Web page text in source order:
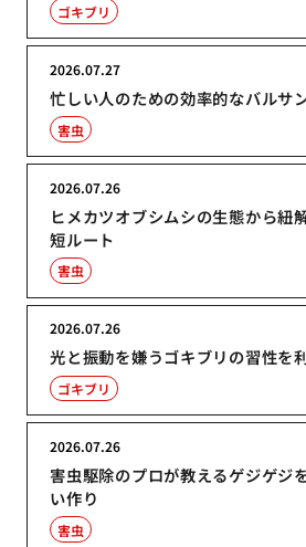
ゴキブリ
忙しい人のための効率的なバルサ
2026.07.27
害虫
ヒメカツオブシムシの生態から紐
短ルート
2026.07.26
害虫
光と振動を嫌うゴキブリの習性を
2026.07.26
ゴキブリ
害虫駆除のプロが教えるゲジゲジ
い作り
2026.07.26
害虫